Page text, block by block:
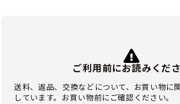
ご利用前にお読みくだ
送料、返品、交換などについて、お買い物に
しています。お買い物前にご確認ください。